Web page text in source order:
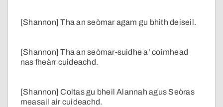
[Shannon] Tha an seòmar agam gu bhith deiseil.
[Shannon] Tha an seòmar-suidhe a’ coimhead
nas fheàrr cuideachd.
[Shannon] Coltas gu bheil Alannah agus Seòras
measail air cuideachd.